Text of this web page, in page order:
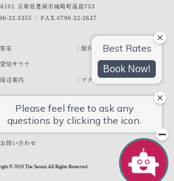
兵庫県豊岡市城崎町湯島753
32-3355 / FAX.0796-32-2637
客室
館内・施設
貸切サウナ
周辺案内
アクセス
宿泊約款
プライバシーポリシー
お客様の声
泉翠ブログ
お問い合わせ
© 2019 The Sensui All Rights Reserved.